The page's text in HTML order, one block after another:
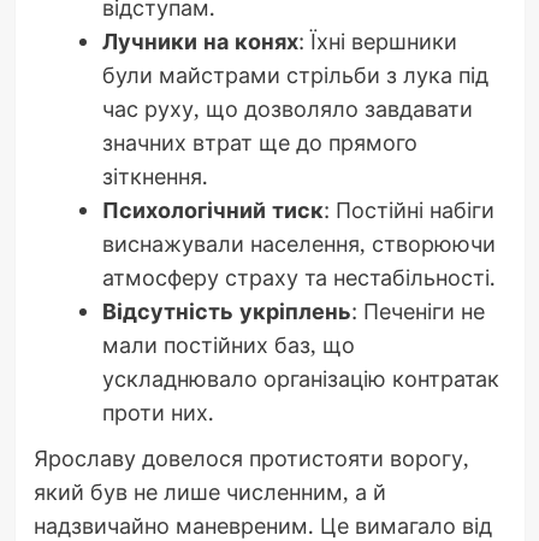
відступам.
Лучники на конях: Їхні вершники
були майстрами стрільби з лука під
час руху, що дозволяло завдавати
значних втрат ще до прямого
зіткнення.
Психологічний тиск: Постійні набіги
виснажували населення, створюючи
атмосферу страху та нестабільності.
Відсутність укріплень: Печеніги не
мали постійних баз, що
ускладнювало організацію контратак
проти них.
Ярославу довелося протистояти ворогу,
який був не лише численним, а й
надзвичайно маневреним. Це вимагало від